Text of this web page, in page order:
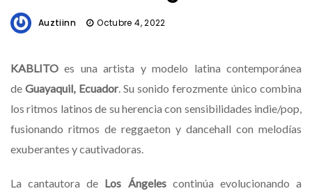
Auztiinn Octubre 4, 2022
KABLITO es una artista y modelo latina contemporánea
deGuayaquil, Ecuador. Su sonido ferozmente único combina
los ritmos latinos de su herencia con sensibilidades indie/pop,
fusionando ritmos de reggaeton y dancehall con melodías
exuberantes y cautivadoras.
La cantautora de Los Ángelescontinúa evolucionando a